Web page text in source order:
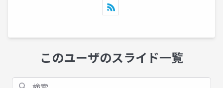
このユーザのスライド一覧
検索